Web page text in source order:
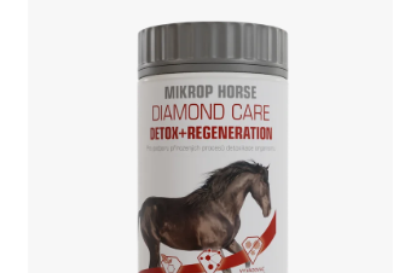
hvězdiček.